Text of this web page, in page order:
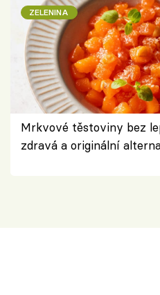
ZELENINA
Mrkvové těstoviny bez
zdravá a originální